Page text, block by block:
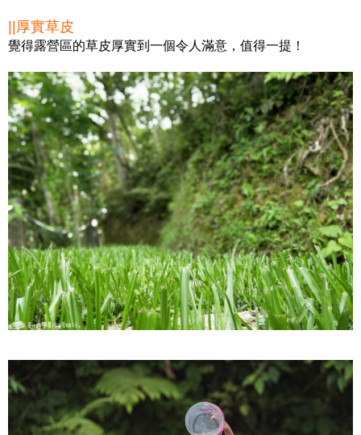
||厚實草皮
覺得露營區的草皮厚實到一個令人滿意，值得一提！